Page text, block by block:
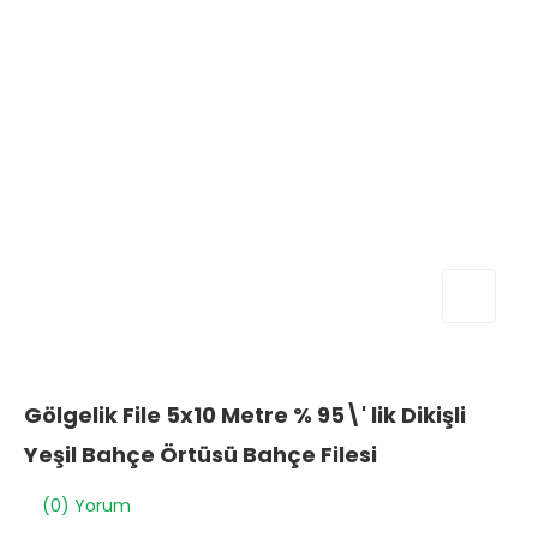
Gölgelik File 5x10 Metre % 95\' lik Dikişli
Yeşil Bahçe Örtüsü Bahçe Filesi
(0) Yorum